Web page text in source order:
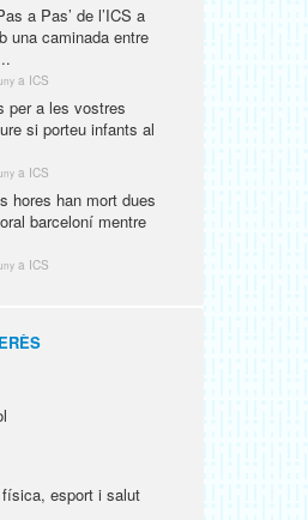
a Pas’ de l’ICS a
una caminada entre
a ICS
per a les vostres
si porteu infants al
a ICS
hores han mort dues
barceloní mentre
a ICS
esport i salut